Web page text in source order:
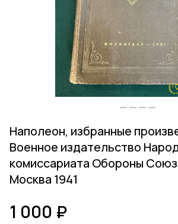
Наполеон, избранные
Военное издательство
комиссариата Обороны
Москва 1941
1 000 ₽